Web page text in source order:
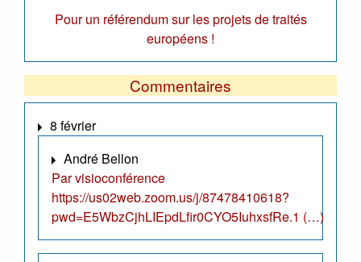
Pour un référendum sur les projets de traités
européens !
Commentaires
8 février
André Bellon
Par visioconférence
https://us02web.zoom.us/j/87478410618?
pwd=E5WbzCjhLIEpdLfir0CYO5IuhxsfRe.1 (…)